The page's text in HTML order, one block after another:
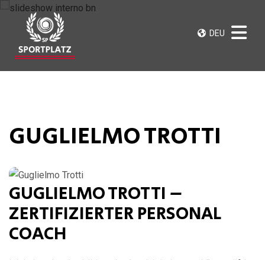
DEU
GUGLIELMO TROTTI
GUGLIELMO TROTTI –
ZERTIFIZIERTER PERSONAL
COACH